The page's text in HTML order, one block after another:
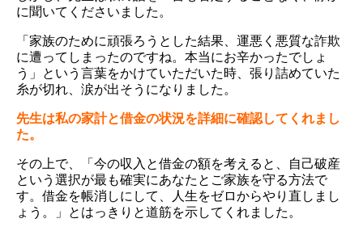
に聞いてくださいました。
「家族のために頑張ろうとした結果、運悪く悪質な詐欺
に遭ってしまったのですね。本当にお辛かったでしょ
う」という言葉をかけていただいた時、張り詰めていた
糸が切れ、涙が出そうになりました。
先生は私の家計と借金の状況を詳細に確認してくれまし
た。
その上で、「今の収入と借金の額を考えると、自己破産
という選択が最も確実にあなたとご家族を守る方法で
す。借金を帳消しにして、人生をゼロからやり直しまし
ょう。」とはっきりと道筋を示してくれました。